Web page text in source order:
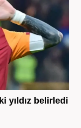
yıldız belirledi